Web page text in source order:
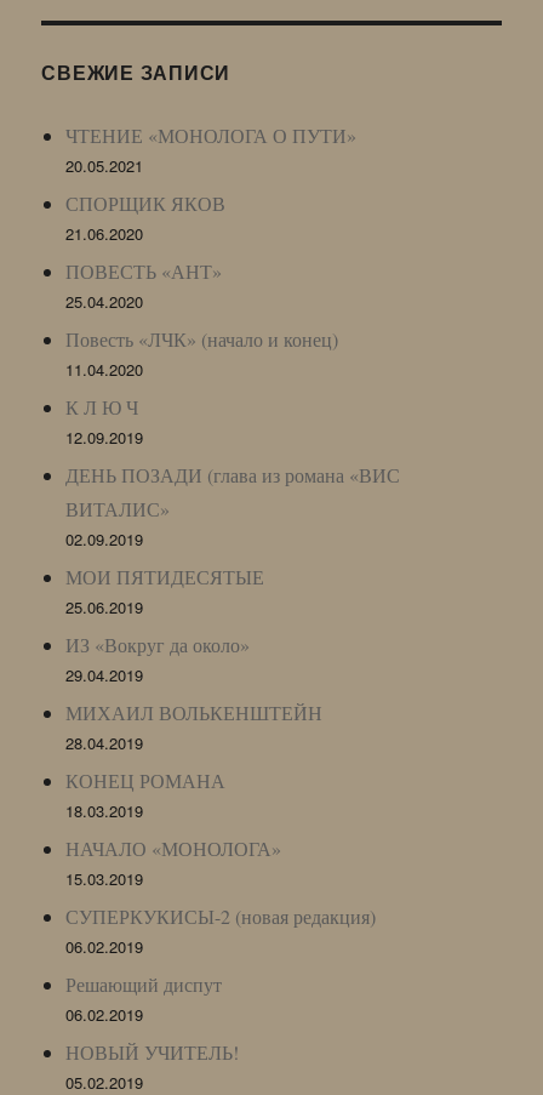
LJ
СВЕЖИЕ ЗАПИСИ
ЧТЕНИЕ «МОНОЛОГА О ПУТИ»
20.05.2021
СПОРЩИК ЯКОВ
21.06.2020
ПОВЕСТЬ «АНТ»
25.04.2020
Повесть «ЛЧК» (начало и конец)
11.04.2020
К Л Ю Ч
12.09.2019
ДЕНЬ ПОЗАДИ (глава из романа «ВИС
ВИТАЛИС»
02.09.2019
МОИ ПЯТИДЕСЯТЫЕ
25.06.2019
ИЗ «Вокруг да около»
29.04.2019
МИХАИЛ ВОЛЬКЕНШТЕЙН
28.04.2019
КОНЕЦ РОМАНА
18.03.2019
НАЧАЛО «МОНОЛОГА»
15.03.2019
СУПЕРКУКИСЫ-2 (новая редакция)
06.02.2019
Решающий диспут
06.02.2019
НОВЫЙ УЧИТЕЛЬ!
05.02.2019